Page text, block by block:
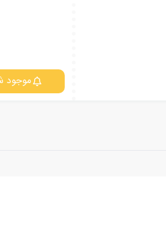
موجود